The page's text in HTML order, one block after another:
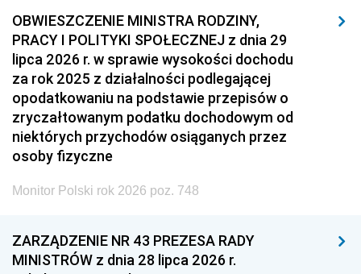
OBWIESZCZENIE MINISTRA RODZINY,
PRACY I POLITYKI SPOŁECZNEJ z dnia 29
lipca 2026 r. w sprawie wysokości dochodu
za rok 2025 z działalności podlegającej
opodatkowaniu na podstawie przepisów o
zryczałtowanym podatku dochodowym od
niektórych przychodów osiąganych przez
osoby fizyczne
Monitor Polski rok 2026 poz. 748
ZARZĄDZENIE NR 43 PREZESA RADY
MINISTRÓW z dnia 28 lipca 2026 r.